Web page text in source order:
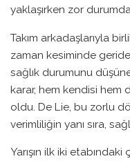
yaklaşırken zor
Takım arkadaşlarıyla
zaman kesiminde geride
sağlık durumunu
karar, hem kendisi hem
oldu. De Lie, bu zorlu
verimliliğin yanı sıra,
Yarışın ilk iki